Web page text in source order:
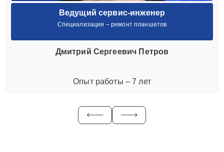
Ведущий сервис-инженер
Специализация – ремонт планшетов
Дмитрий Сергеевич Петров
Опыт работы – 7 лет